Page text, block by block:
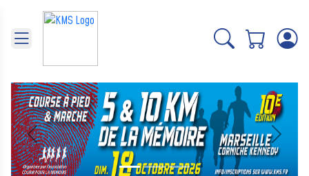
Précédent Suivant
Panneau de gestion des cookies